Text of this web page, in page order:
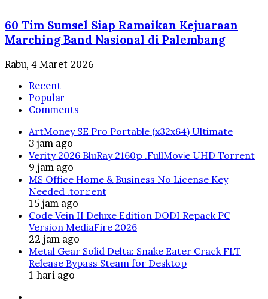
60 Tim Sumsel Siap Ramaikan Kejuaraan
Marching Band Nasional di Palembang
Rabu, 4 Maret 2026
Recent
Popular
Comments
ArtMoney SE Pro Portable (x32x64) Ultimate
3 jam ago
Verity 2026 BluRay 2160𝚙 .FullMov𝗂e UHD Torrent
9 jam ago
MS Office Home & Business No License Key
Needed .tоr𝚛еnt
15 jam ago
Code Vein II Deluxe Edition DODI Repack PC
Version MediaFire 2026
22 jam ago
Metal Gear Solid Delta: Snake Eater Crack FLT
Release Bypass Steam for Desktop
1 hari ago